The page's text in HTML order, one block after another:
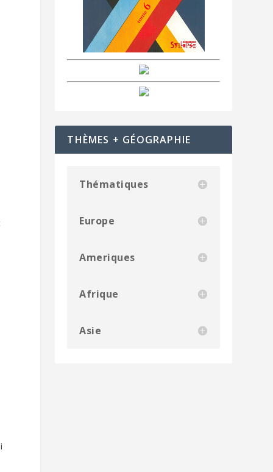
THÈMES + GÉOGRAPHIE
Thématiques
Europe
Ameriques
Afrique
Asie